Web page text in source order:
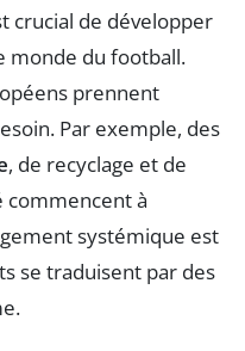
crucial de développer
monde du football.
prennent
Par exemple, des
, de recyclage et de
commencent à
systémique est
se traduisent par des